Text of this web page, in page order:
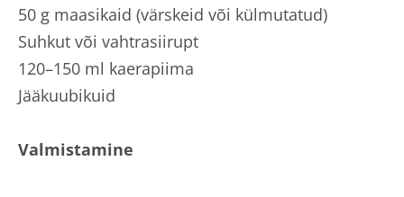
50 g maasikaid (värskeid või külmutatud)
Suhkut või vahtrasiirupt
120–150 ml kaerapiima
Jääkuubikuid
Valmistamine